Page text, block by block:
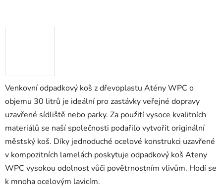
Venkovní odpadkový koš z dřevoplastu Atény WPC o
objemu 30 litrů je ideální pro zastávky veřejné dopravy
uzavřené sídliště nebo parky. Za použití vysoce kvalitních
materiálů se naší společnosti podařilo vytvořit originální
městský koš. Díky jednoduché ocelové konstrukci uzavřené
v kompozitních lamelách poskytuje odpadkový koš Ateny
WPC vysokou odolnost vůči povětrnostním vlivům. Hodí se
k mnoha ocelovým lavicím.